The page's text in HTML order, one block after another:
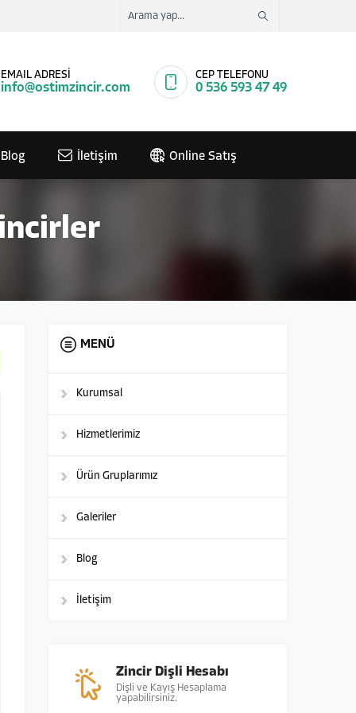
EMAIL ADRESİ
info@ostimzincir.com
CEP TELEFONU
0 536 593 47 49
Blog İletişim Online Satış
MENÜ
Kurumsal
Hizmetlerimiz
Ürün Gruplarımız
Galeriler
Blog
İletişim
Zincir Dişli Hesabı
Dişli ve Kayış Hesaplama
yapabilirsiniz.